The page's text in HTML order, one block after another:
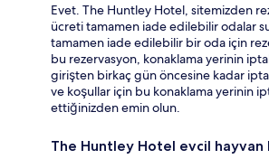
Evet. The Huntley Hotel, sitemizden
ücreti tamamen iade edilebilir odalar
tamamen iade edilebilir bir oda için
bu rezervasyon, konaklama yerinin
girişten birkaç gün öncesine kadar
ve koşullar için bu konaklama yerinin
ettiğinizden emin olun.
The Huntley Hotel evcil hayvan